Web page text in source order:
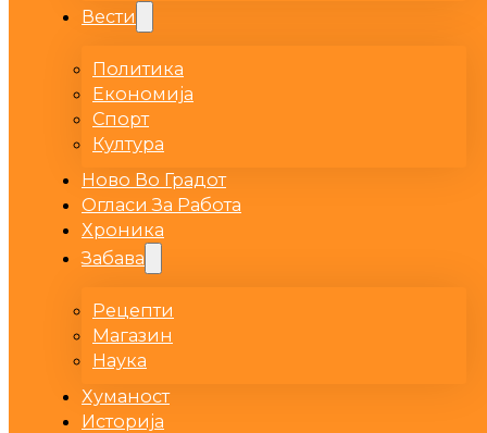
Вести
Политика
Економија
Спорт
Култура
Ново Во Градот
Огласи За Работа
Хроника
Забава
Рецепти
Магазин
Наука
Хуманост
Историја